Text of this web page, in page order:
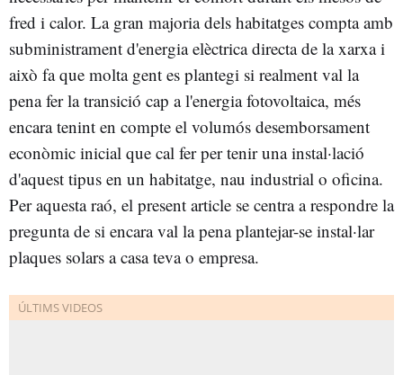
fred i calor. La gran majoria dels habitatges compta amb
subministrament d'energia elèctrica directa de la xarxa i
això fa que molta gent es plantegi si realment val la
pena fer la transició cap a l'energia fotovoltaica, més
encara tenint en compte el volumós desemborsament
econòmic inicial que cal fer per tenir una instal·lació
d'aquest tipus en un habitatge, nau industrial o oficina.
Per aquesta raó, el present article se centra a respondre la
pregunta de si encara val la pena plantejar-se instal·lar
plaques solars a casa teva o empresa.